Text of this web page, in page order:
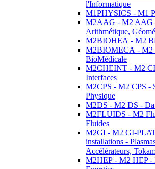
l'Informatique
M1PHYSICS - M1
M2AAG - M2 AAG
Arithmétique,
M2BIOHEA - M2
M2BIOMECA - M2
BioMédicale
M2CHEINT - M2
Interfaces
M2CPS - M2 CPS -
Physique
M2DS - M2 DS -
M2FLUIDS - M2
Fluides
M2GI - M2 GI-
installations -
Accélérateurs,
M2HEP - M2 HEP -